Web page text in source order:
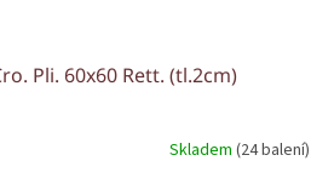
Pli. 60x60 Rett. (tl.2cm)
Skladem (24 balení)